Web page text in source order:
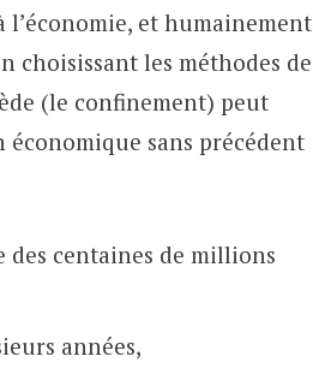
et humainement
les méthodes de
(le confinement) peut
sans précédent
des centaines de millions
années,